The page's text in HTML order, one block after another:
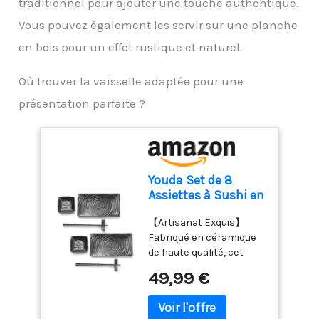
des accessoires.
Compact et pratique
pour un usage quotidien :
Léger, doté d'un câble de
compact, ce mixeur est
de cuisine.
Vous pouvez également les servir sur une planche
en bois pour un effet rustique et naturel.
Où trouver la vaisselle adaptée pour une
présentation parfaite ?
Youda Set de 8
Assiettes à Sushi en
Japonaise - Inclut 2
Plats, 2 Bols à
Sauce Soja, 2 Paires
de Baguettes +
Porte-Baguettes -
Service de Table
Asiatique Élégant
【Artisanat Exquis】
Fabriqué en céramique
de haute qualité, cet
sushi a subi une double
cuisson à haute
température (750°C et
49,99 €